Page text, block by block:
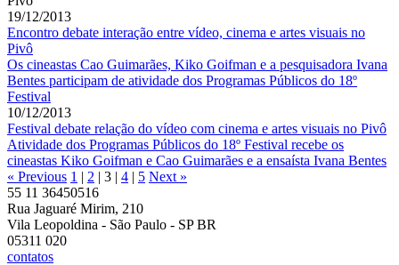
19/12/2013
Encontro debate interação entre vídeo, cinema e artes visuais no
Pivô
Os cineastas Cao Guimarães, Kiko Goifman e a pesquisadora Ivana
Bentes participam de atividade dos Programas Públicos do 18º
Festival
10/12/2013
Festival debate relação do vídeo com cinema e artes visuais no Pivô
Atividade dos Programas Públicos do 18º Festival recebe os
cineastas Kiko Goifman e Cao Guimarães e a ensaísta Ivana Bentes
« Previous 1 | 2 | 3 | 4 | 5 Next »
55 11 36450516
Rua Jaguaré Mirim, 210
Vila Leopoldina - São Paulo - SP BR
05311 020
contatos